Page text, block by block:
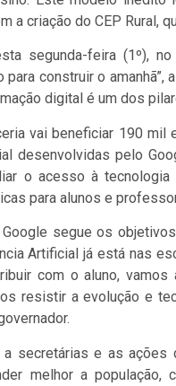
a criação do CEP Rural,
segunda-feira (1º),
para construir o
digital é um dos
vai beneficiar 190 mil
desenvolvidas pelo
o acesso à
para alunos e
segue os
Artificial já está nas
com o aluno,
resistir a evolução e
secretárias e as ações
melhor a